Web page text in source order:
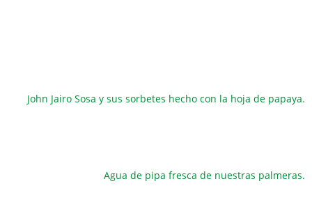
John Jairo Sosa y sus sorbetes hecho con la hoja de papaya.
Agua de pipa fresca de nuestras palmeras.